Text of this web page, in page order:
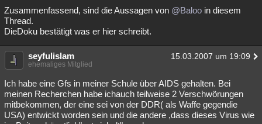
Musik
Übersichten
Besucht Teilgenommen Geschlossen
Zusammenfassend, sind die Aussagen von @Baloo in diesem
Thread.
DieDoku bestätigt was er hier schreibt.
seyfulislam 15.03.2007 um 19:09
ehemaliges Mitglied
Ich habe eine Gfs in meiner Schule über AIDS gehalten. Bei
meinen Recherchen habe ichauch teilweise 2 Verschwörungen
mitbekommen, der eine sei von der DDR( als Waffe gegendie
USA) entwickt worden sein und die andere ,dass dieses Virus wie